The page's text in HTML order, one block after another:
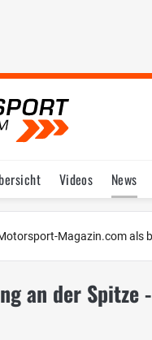
Videos News
Fahrer & Teams
Bilder
Magazin.com als
an der Spitze